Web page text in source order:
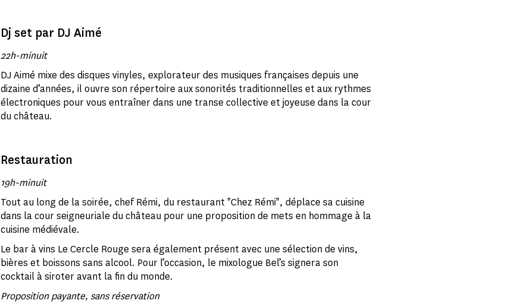
Dj set par DJ Aimé
22h-minuit
DJ Aimé mixe des disques vinyles, explorateur des musiques françaises depuis une
dizaine d’années, il ouvre son répertoire aux sonorités traditionnelles et aux rythmes
électroniques pour vous entraîner dans une transe collective et joyeuse dans la cour
du château.
Restauration
19h-minuit
Tout au long de la soirée, chef Rémi, du restaurant "Chez Rémi", déplace sa cuisine
dans la cour seigneuriale du château pour une proposition de mets en hommage à la
cuisine médiévale.
Le bar à vins Le Cercle Rouge sera également présent avec une sélection de vins,
bières et boissons sans alcool. Pour l’occasion, le mixologue Bel’s signera son
cocktail à siroter avant la fin du monde.
Proposition payante, sans réservation